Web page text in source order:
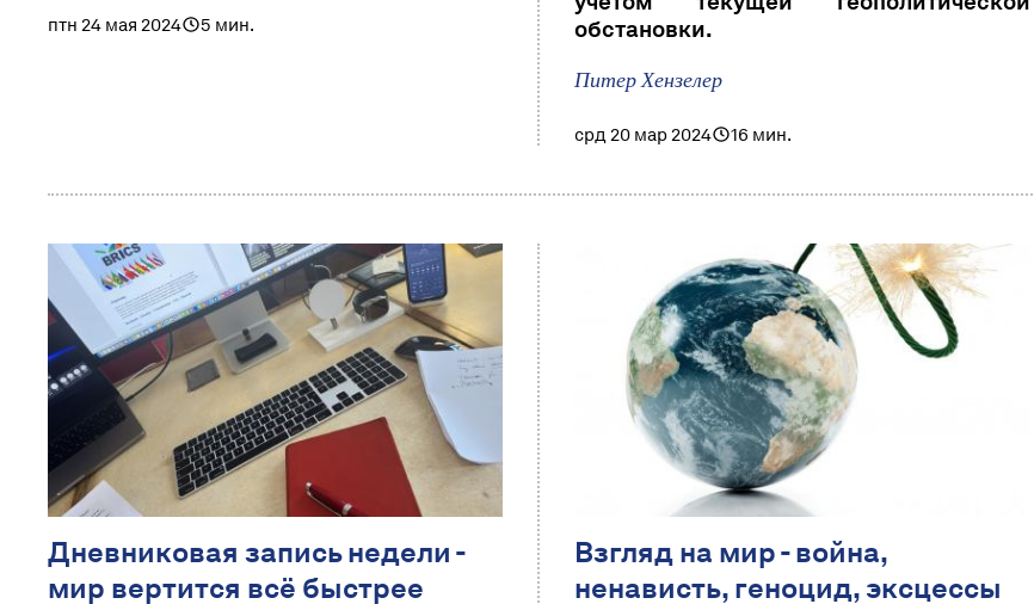
птн 24 мая 2024 5 мин.
обстановки.
Питер Хензелер
срд 20 мар 2024 16 мин.
Дневниковая запись недели -
мир вертится всё быстрее
Взгляд на мир - война,
ненависть, геноцид, эксцессы